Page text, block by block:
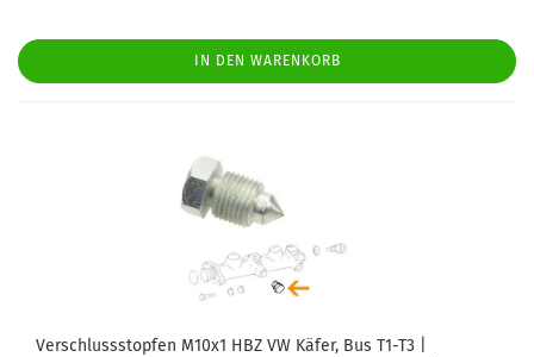
IN DEN WARENKORB
Verschlussstopfen M10x1 HBZ VW Käfer, Bus T1-T3 |